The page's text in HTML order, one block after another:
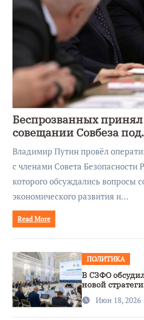
Беспрозванных принял
совещании Совбеза под
руководством Путина
Владимир Путин провёл
с членами Совета Безопасности
которого обсуждались вопросы
экономического развития и…
Read More
ПОЛИТИКА
В СЗФО
новой
Июн 18, 2026